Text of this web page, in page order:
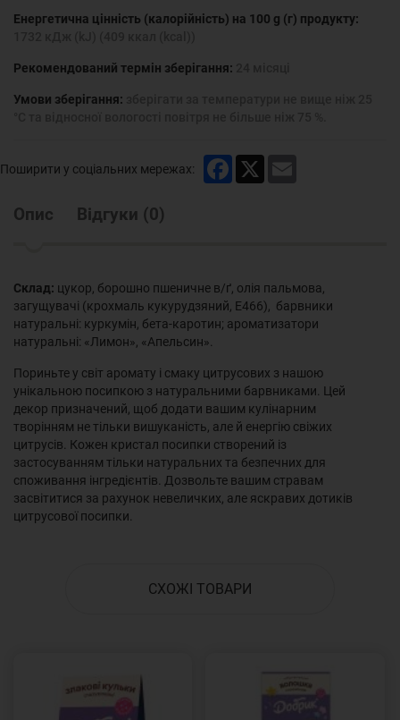
Енергетична цінність (калорійність) на 100 g (г) продукту:
Рекомендований термін зберігання:
Умови зберігання:
Поширити у соціальних мережах: Facebook
Опис Відгуки (0)
Склад: цукор, борошно пшеничне в/ґ, олія пальмова,
загущувачі (крохмаль кукурудзяний, Е466), барвники
натуральні: куркумін, бета-каротин; ароматизатори
натуральні: «Лимон», «Апельсин».
Пориньте у світ аромату і смаку цитрусових з нашою
унікальною посипкою з натуральними барвниками. Цей
декор призначений, щоб додати вашим кулінарним
творінням не тільки вишуканість, але й енергію свіжих
цитрусів. Кожен кристал посипки створений із
застосуванням тільки натуральних та безпечних для
споживання інгредієнтів. Дозвольте вашим стравам
засвітитися за рахунок невеличких, але яскравих дотиків
цитрусової посипки.
СХОЖІ ТОВАРИ